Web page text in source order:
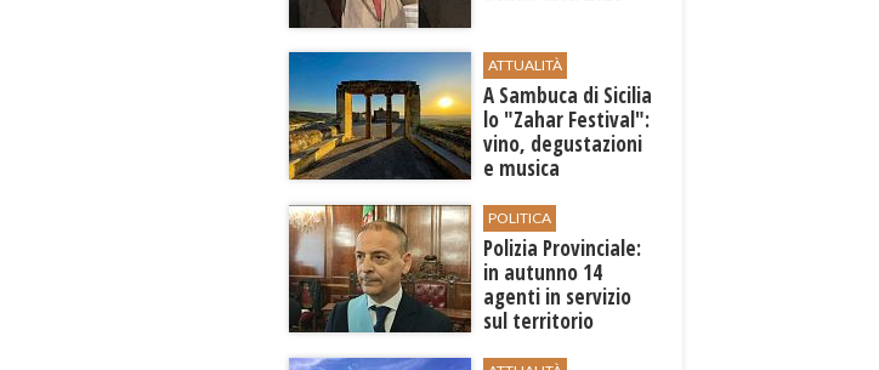
ATTUALITÀ
A Sambuca di Sicilia
lo "Zahar Festival":
vino, degustazioni
e musica
POLITICA
Polizia Provinciale:
in autunno 14
agenti in servizio
sul territorio